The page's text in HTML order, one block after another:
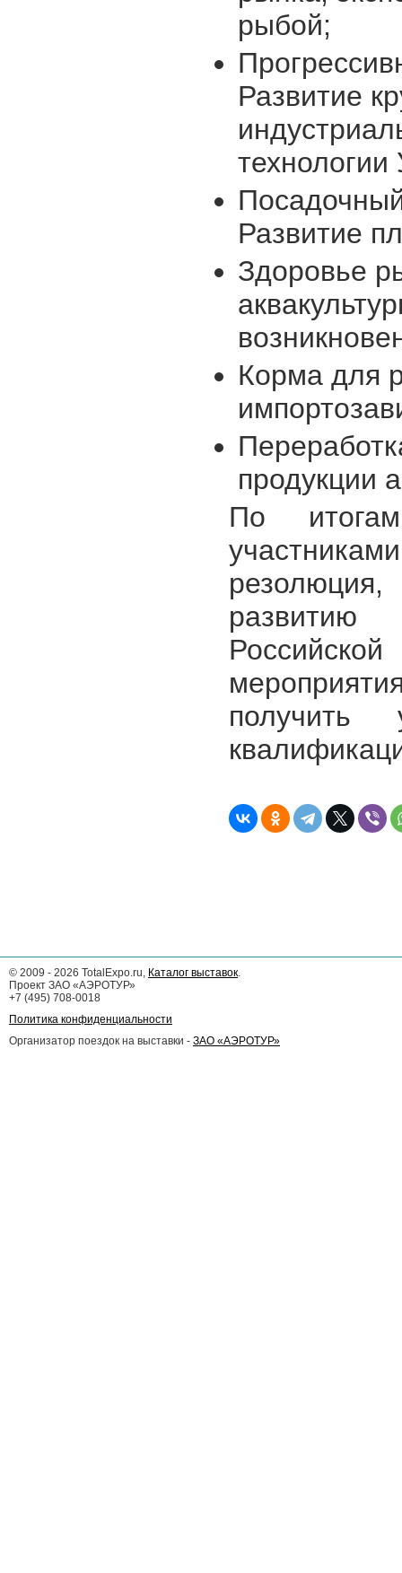
рыбой;
Развитие
технологии
Развитие
Здоровье
Корма для
продукции
По
развитию
получить
© 2009 - 2026 TotalExpo.ru, Каталог выставок.
Проект ЗАО «АЭРОТУР»
+7 (495) 708-0018
Политика конфиденциальности
Организатор поездок на выставки - ЗАО «АЭРОТУР»